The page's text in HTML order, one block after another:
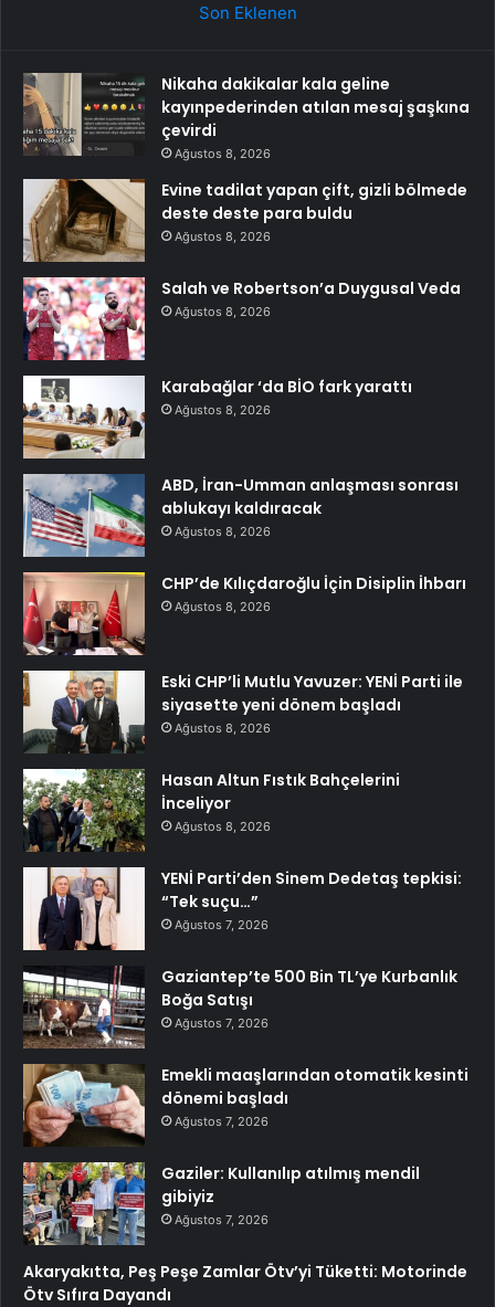
Son Eklenen
Nikaha dakikalar kala geline
kayınpederinden atılan mesaj şaşkına
çevirdi
Ağustos 8, 2026
Evine tadilat yapan çift, gizli bölmede
deste deste para buldu
Ağustos 8, 2026
Salah ve Robertson’a Duygusal Veda
Ağustos 8, 2026
Karabağlar ‘da BİO fark yarattı
Ağustos 8, 2026
ABD, İran-Umman anlaşması sonrası
ablukayı kaldıracak
Ağustos 8, 2026
CHP’de Kılıçdaroğlu İçin Disiplin İhbarı
Ağustos 8, 2026
Eski CHP’li Mutlu Yavuzer: YENİ Parti ile
siyasette yeni dönem başladı
Ağustos 8, 2026
Hasan Altun Fıstık Bahçelerini
İnceliyor
Ağustos 8, 2026
YENİ Parti’den Sinem Dedetaş tepkisi:
“Tek suçu…”
Ağustos 7, 2026
Gaziantep’te 500 Bin TL’ye Kurbanlık
Boğa Satışı
Ağustos 7, 2026
Emekli maaşlarından otomatik kesinti
dönemi başladı
Ağustos 7, 2026
Gaziler: Kullanılıp atılmış mendil
gibiyiz
Ağustos 7, 2026
Akaryakıtta, Peş Peşe Zamlar Ötv’yi Tüketti: Motorinde
Ötv Sıfıra Dayandı